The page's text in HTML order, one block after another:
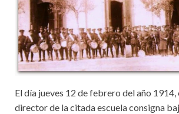
El día jueves 12 de febrero del año
director de la citada escuela consigna